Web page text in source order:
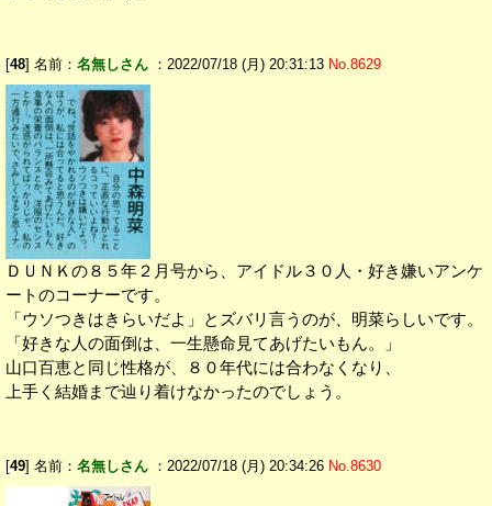
[48] 名前： 名無しさん ：2022/07/18 (月) 20:31:13 No.8629
ＤＵＮＫの８５年２月号から、アイドル３０人・好き嫌いアンケ
ートのコーナーです。
「ウソつきはきらいだよ」とズバリ言うのが、明菜らしいです。
「好きな人の面倒は、一生懸命見てあげたいもん。」
山口百恵と同じ性格が、８０年代には合わなくなり、
上手く結婚まで辿り着けなかったのでしょう。
[49] 名前： 名無しさん ：2022/07/18 (月) 20:34:26 No.8630